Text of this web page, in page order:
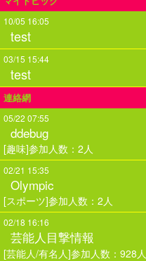
10/05 16:05
test
03/15 15:44
test
連絡網
05/22 07:55
ddebug
[趣味]参加人数：2人
02/21 15:35
Olympic
[スポーツ]参加人数：2人
02/18 16:16
芸能人目撃情報
[芸能人/有名人]参加人数：928人